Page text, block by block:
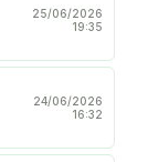
25/06/2026
19:35
24/06/2026
16:32